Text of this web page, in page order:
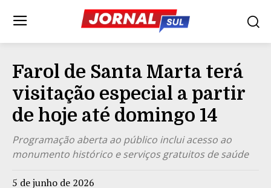
Farol de Santa Marta terá
visitação especial a partir
de hoje até domingo 14
Programação aberta ao público inclui acesso ao
monumento histórico e serviços gratuitos de saúde
5 de junho de 2026